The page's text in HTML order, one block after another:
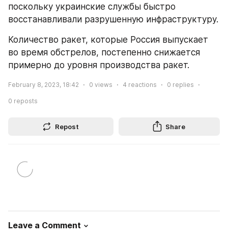
поскольку украинские службы быстро
восстанавливали разрушенную инфраструктуру.
Количество ракет, которые Россия выпускает
во время обстрелов, постепенно снижается
примерно до уровня производства ракет.
February 8, 2023, 18:42 0 views 4 reactions 0 replies
0 reposts
Repost Share
Leave a Comment